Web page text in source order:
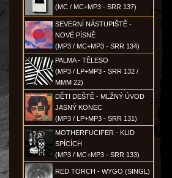
(MC / MC+MP3 - SRR 137)
SEVERNÍ NÁSTUPIŠTĚ -
NOVÉ PÍSNĚ
(MP3 / MC+MP3 - SRR 134)
PALMA - TĚLESO
(MP3 / LP+MP3 - SRR 132 /
MMM 22)
DĚTI DEŠTĚ - MLŽNÝ ÚVOD
JASNÝ KONEC
(MP3 / LP+MP3 - SRR 131)
MOTHERFUCIFER - KLID
SPÍCÍCH
(MP3 / MC+MP3 - SRR 133)
RED TORCH - WYGO (SINGL)